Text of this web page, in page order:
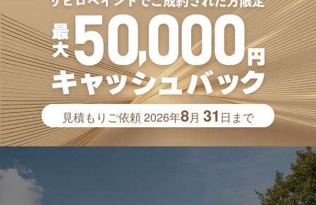
見積もりご依頼2026年8月31 日まで